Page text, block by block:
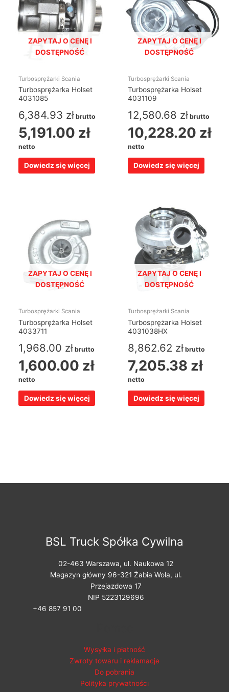
ZAPYTAJ O CENĘ I
DOSTĘPNOŚĆ
Turbosprężarki Scania
Turbosprężarka Holset
4031085
6,384.93 zł brutto
5,191.00 zł
netto
Dowiedz się więcej
ZAPYTAJ O CENĘ I
DOSTĘPNOŚĆ
Turbosprężarki Scania
Turbosprężarka Holset
4031109
12,580.68 zł brutto
10,228.20 zł
netto
Dowiedz się więcej
ZAPYTAJ O CENĘ I
DOSTĘPNOŚĆ
Turbosprężarki Scania
Turbosprężarka Holset
4033711
1,968.00 zł brutto
1,600.00 zł
netto
Dowiedz się więcej
ZAPYTAJ O CENĘ I
DOSTĘPNOŚĆ
Turbosprężarki Scania
Turbosprężarka Holset
4031038HX
8,862.62 zł brutto
7,205.38 zł
netto
Dowiedz się więcej
BSL Truck Spółka Cywilna
02-463 Warszawa, ul. Naukowa 12
Magazyn główny 96-321 Żabia Wola, ul.
Przejazdowa 17
NIP 5223129696
+46 857 91 00
Wysyłka i płatność
Zwroty towaru i reklamacje
Do pobrania
Polityka prywatności